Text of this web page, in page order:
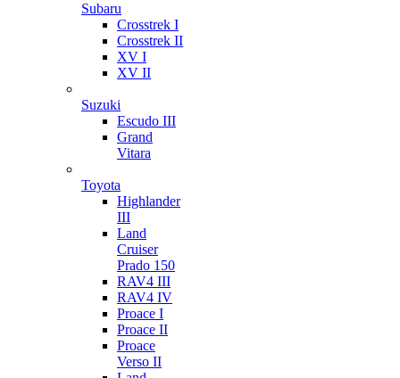
Subaru
Crosstrek I
Crosstrek II
XV I
XV II
Suzuki
Escudo III
Grand
Vitara
Toyota
Highlander
III
Land
Cruiser
Prado 150
RAV4 III
RAV4 IV
Proace I
Proace II
Proace
Verso II